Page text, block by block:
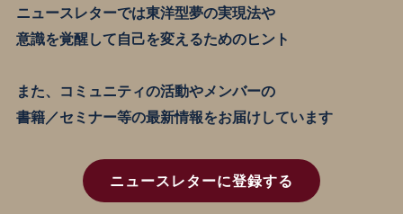
ニュースレターでは東洋型夢の実現法や
意識を覚醒して自己を変えるためのヒント
また、コミュニティの活動やメンバーの
書籍／セミナー等の最新情報をお届けしています
ニュースレターに登録する